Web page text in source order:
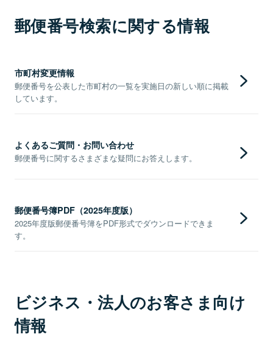
郵便番号検索に関する情報
市町村変更情報
郵便番号を公表した市町村の一覧を実施日の新しい順に掲載
しています。
よくあるご質問・お問い合わせ
郵便番号に関するさまざまな疑問にお答えします。
郵便番号簿PDF（2025年度版）
2025年度版郵便番号簿をPDF形式でダウンロードできま
す。
ビジネス・法人のお客さま向け
情報